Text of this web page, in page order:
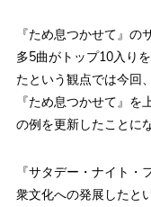
『ため息つかせて』
多5曲がトップ10入り
たという観点では今回
『ため息つかせて』
の例を更新したことに
『サタデー・ナイト
衆文化への発展したと